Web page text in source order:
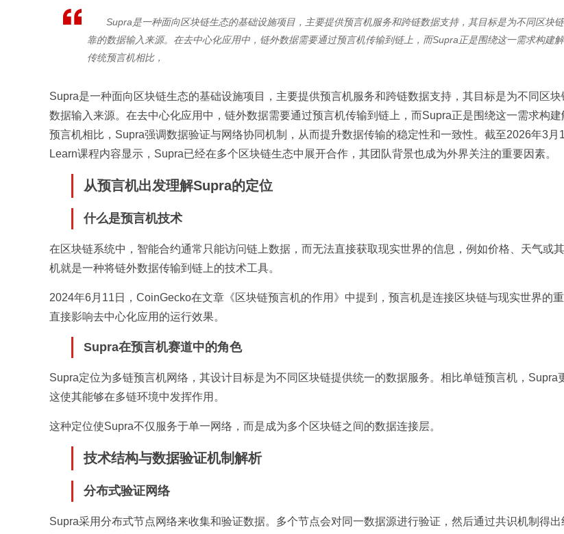
Supra是一种面向区块链生态的基础设施项目，主要提供预言机服务和跨链数据支持，其目标是为不同区块
靠的数据输入来源。在去中心化应用中，链外数据需要通过预言机传输到链上，而Supra正是围绕这一需求构建
传统预言机相比，
Supra是一种面向区块链生态的基础设施项目，主要提供预言机服务和跨链数据支持，其目标是为不同区
数据输入来源。在去中心化应用中，链外数据需要通过预言机传输到链上，而Supra正是围绕这一需求构
预言机相比，Supra强调数据验证与网络协同机制，从而提升数据传输的稳定性和一致性。截至2026年3月
Learn课程内容显示，Supra已经在多个区块链生态中展开合作，其团队背景也成为外界关注的重要因素。
从预言机出发理解Supra的定位
什么是预言机技术
在区块链系统中，智能合约通常只能访问链上数据，而无法直接获取现实世界的信息，例如价格、天气或
机就是一种将链外数据传输到链上的技术工具。
2024年6月11日，CoinGecko在文章《区块链预言机的作用》中提到，预言机是连接区块链与现实世界的
直接影响去中心化应用的运行效果。
Supra在预言机赛道中的角色
Supra定位为多链预言机网络，其设计目标是为不同区块链提供统一的数据服务。相比单链预言机，Supra
这使其能够在多链环境中发挥作用。
这种定位使Supra不仅服务于单一网络，而是成为多个区块链之间的数据连接层。
技术结构与数据验证机制解析
分布式验证网络
Supra采用分布式节点网络来收集和验证数据。多个节点会对同一数据源进行验证，然后通过共识机制得